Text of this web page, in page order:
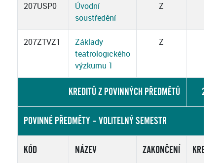
207USP0
Úvodní
soustředění
Z
207ZTVZ1
Základy
teatrologického
výzkumu 1
Z
KREDITŮ Z POVINNÝCH PŘEDMĚTŮ 28
POVINNÉ PŘEDMĚTY – VOLITELNÝ SEMESTR
KÓD NÁZEV ZAKONČENÍ KREDITY